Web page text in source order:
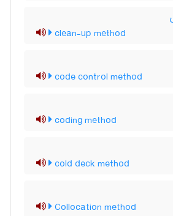
clean-up method
code control method
coding method
cold deck method
Collocation method